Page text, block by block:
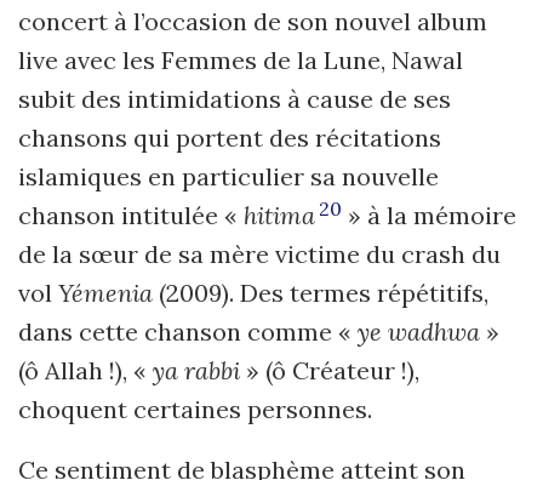
concert à l’occasion de son nouvel album
live avec les Femmes de la Lune, Nawal
subit des intimidations à cause de ses
chansons qui portent des récitations
islamiques en particulier sa nouvelle
chanson intitulée « hitima 20 » à la mémoire
de la sœur de sa mère victime du crash du
vol Yémenia (2009). Des termes répétitifs,
dans cette chanson comme « ye wadhwa »
(ô Allah !), « ya rabbi » (ô Créateur !),
choquent certaines personnes.
Ce sentiment de blasphème atteint son